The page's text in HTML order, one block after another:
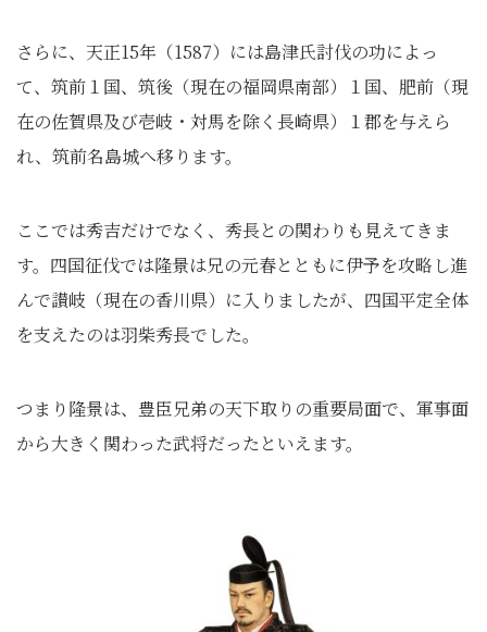
さらに、天正15年（1587）には島津氏討伐の功によっ
て、筑前１国、筑後（現在の福岡県南部）１国、肥前（現
在の佐賀県及び壱岐・対馬を除く長崎県）１郡を与えら
れ、筑前名島城へ移ります。
ここでは秀吉だけでなく、秀長との関わりも見えてきま
す。四国征伐では隆景は兄の元春とともに伊予を攻略し進
んで讃岐（現在の香川県）に入りましたが、四国平定全体
を支えたのは羽柴秀長でした。
つまり隆景は、豊臣兄弟の天下取りの重要局面で、軍事面
から大きく関わった武将だったといえます。